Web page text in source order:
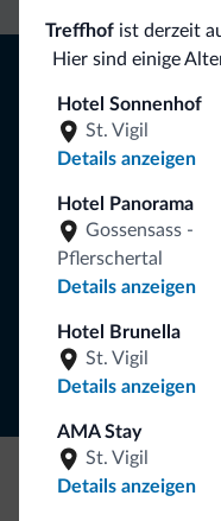
Treffhofist derzeit
Hier sind einige
Hotel Sonnenhof
St. Vigil
Details anzeigen
Hotel Panorama
Gossensass -
Pflerschertal
Details anzeigen
Hotel Brunella
St. Vigil
Details anzeigen
AMA Stay
St. Vigil
Details anzeigen
Folgen
Tipps
Sie erhalten
Neuigkeiten für